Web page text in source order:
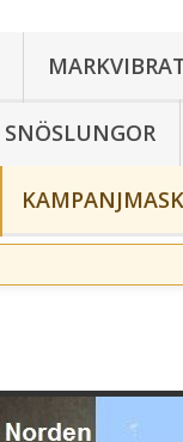
SNÖSLUNGOR